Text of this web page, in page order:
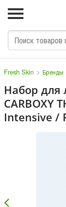
Fresh Skin > Бренды
Набор для
CARBOXY
Intensive /
M N O P